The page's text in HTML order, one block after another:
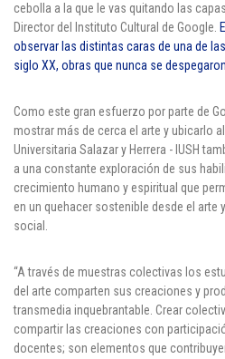
cebolla a la que le vas quitando las
Director del Instituto Cultural de Google.
observar las distintas caras de una de
siglo XX, obras que nunca se
Como este gran esfuerzo por parte de
mostrar más de cerca el arte y ubicarlo
Universitaria Salazar y Herrera - IUSH
a una constante exploración de sus
crecimiento humano y espiritual que
en un quehacer sostenible desde el
social.
“A través de muestras colectivas los
del arte comparten sus creaciones y
transmedia inquebrantable. Crear
compartir las creaciones con
docentes; son elementos que